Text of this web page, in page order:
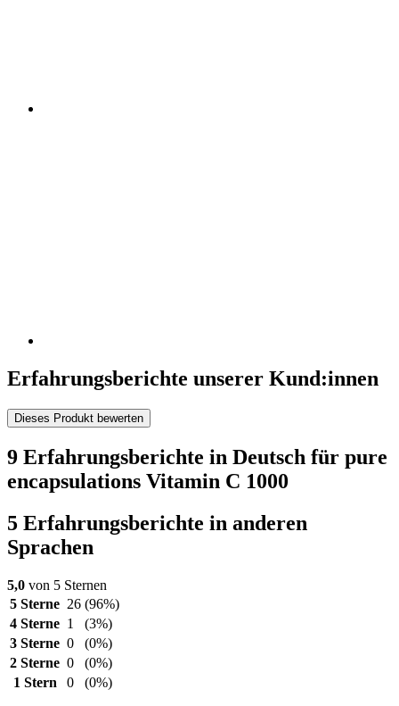
Erfahrungsberichte unserer Kund:innen
Dieses Produkt bewerten
9 Erfahrungsberichte in Deutsch für pure
encapsulations Vitamin C 1000
5 Erfahrungsberichte in anderen
Sprachen
5,0 von 5 Sternen
5 Sterne 26 (96%)
4 Sterne 1
(3%)
3 Sterne 0
(0%)
2 Sterne 0
(0%)
1 Stern
0 (0%)